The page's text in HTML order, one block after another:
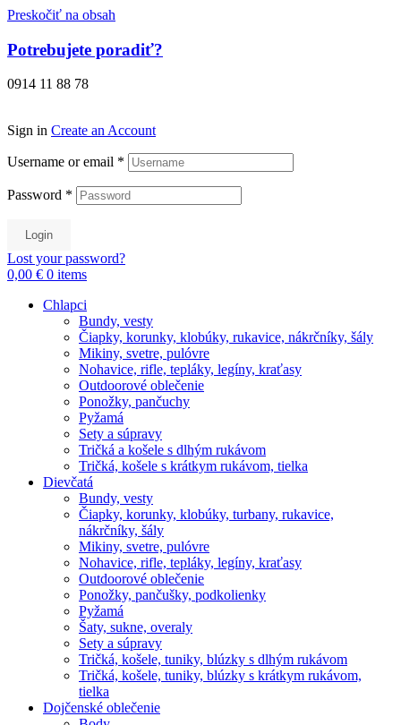
Preskočiť na obsah
Potrebujete poradiť?
0914 11 88 78
Sign in Create an Account
Username or email *
Password *
Login
Lost your password?
0,00 € 0 items
Chlapci
Bundy, vesty
Čiapky, korunky, klobúky, rukavice, nákrčníky, šály
Mikiny, svetre, pulóvre
Nohavice, rifle, tepláky, legíny, kraťasy
Outdoorové oblečenie
Ponožky, pančuchy
Pyžamá
Sety a súpravy
Tričká a košele s dlhým rukávom
Tričká, košele s krátkym rukávom, tielka
Dievčatá
Bundy, vesty
Čiapky, korunky, klobúky, turbany, rukavice,
nákrčníky, šály
Mikiny, svetre, pulóvre
Nohavice, rifle, tepláky, legíny, kraťasy
Outdoorové oblečenie
Ponožky, pančušky, podkolienky
Pyžamá
Šaty, sukne, overaly
Sety a súpravy
Tričká, košele, tuniky, blúzky s dlhým rukávom
Tričká, košele, tuniky, blúzky s krátkym rukávom,
tielka
Dojčenské oblečenie